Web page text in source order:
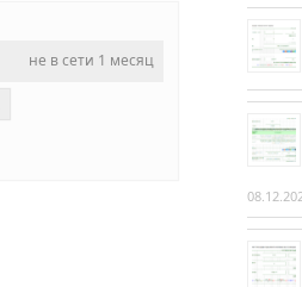
не в сети 1 месяц